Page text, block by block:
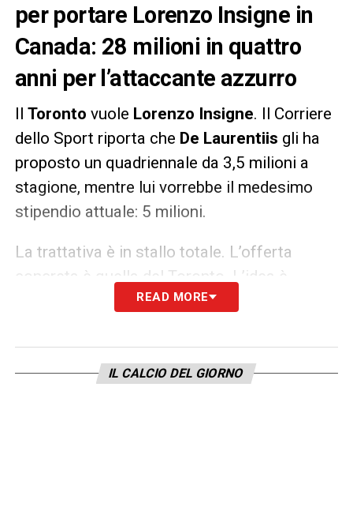
per portare Lorenzo Insigne in
Canada: 28 milioni in quattro
anni per l’attaccante azzurro
Il Toronto vuole Lorenzo Insigne. Il Corriere
dello Sport riporta che De Laurentiis gli ha
proposto un quadriennale da 3,5 milioni a
stagione, mentre lui vorrebbe il medesimo
stipendio attuale: 5 milioni.
La trattativa è in stallo totale. L’offerta
concreta è quella del Toronto. L’idea è
portare Lorenzo in Mls proprio come fu con
stagione per 4 anni, più benefit. Con la
possibilità mai scartata di anticipare l’affare,
READ MORE
IL CALCIO DEL GIORNO